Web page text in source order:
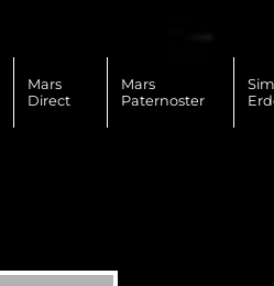
Mars
Direct
Mars
Paternoster